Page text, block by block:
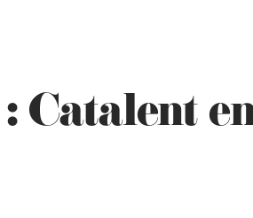
Catalent